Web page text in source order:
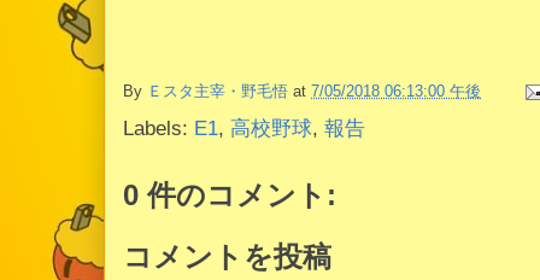
By Ｅスタ主宰・野毛悟 at 7/05/2018 06:13:00 午後
Labels: E1, 高校野球, 報告
0 件のコメント:
コメントを投稿